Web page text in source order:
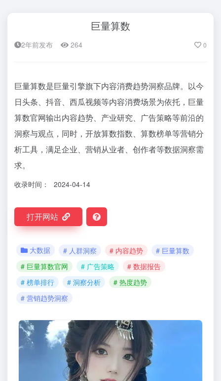
巨量算数
2年前发布 264 0
巨量算数是巨量引擎旗下内容消费趋势洞察品牌。以今
日头条、抖音、西瓜视频等内容消费场景为依托，巨量
算数官网输出内容趋势、产业研究、广告策略等前沿的
洞察与观点，同时，开放算数指数、算数榜单等营销分
析工具，满足企业、营销从业者、创作者等数据洞察需
求。
收录时间： 2024-04-14
打开网站
大数据 # 人群洞察 # 内容趋势
# 巨量算数
# 巨量算数官网
# 广告策略
# 数据报告
# 榜单排行
# 洞察分析
# 热度趋势
# 营销趋势洞察